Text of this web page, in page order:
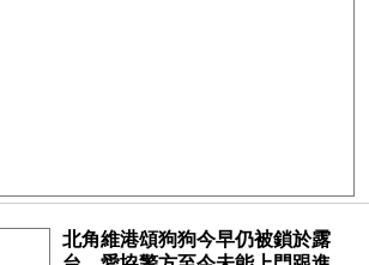
北角維港頌狗狗今早仍被鎖於露